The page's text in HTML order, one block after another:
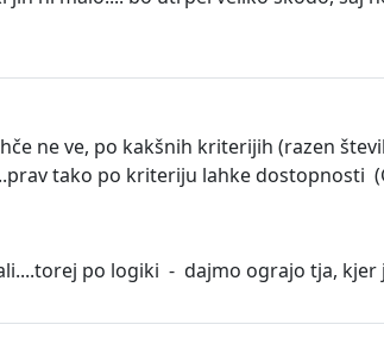
ne ve, po kakšnih kriterijih (razen
tako po kriteriju lahke dostopnosti
po logiki - dajmo ograjo tja, kjer